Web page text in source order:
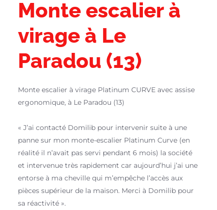
Monte escalier à
virage à Le
Paradou (13)
Monte escalier à virage Platinum CURVE avec assise
ergonomique, à Le Paradou (13)
« J’ai contacté Domilib pour intervenir suite à une
panne sur mon monte-escalier Platinum Curve (en
réalité il n’avait pas servi pendant 6 mois) la société
et intervenue très rapidement car aujourd’hui j’ai une
entorse à ma cheville qui m’empêche l’accès aux
pièces supérieur de la maison. Merci à Domilib pour
sa réactivité ».